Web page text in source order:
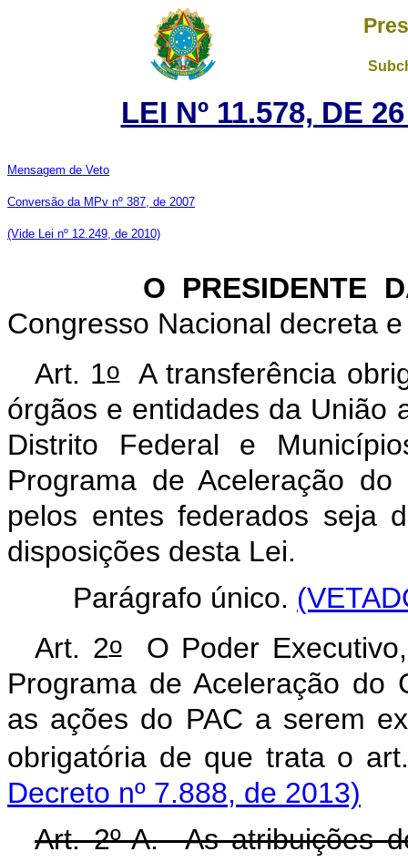
LEI Nº 11.578, DE
Mensagem de Veto
Conversão da MPv nº 387, de 2007
(Vide Lei nº 12.249, de 2010)
O PRESIDENTE DA
Congresso Nacional decreta
Art. 1oA transferência
órgãos e entidades da União
Distrito Federal e
Programa de Aceleração
pelos entes federados seja
disposições desta Lei.
Parágrafo único.
Art. 2oO Poder
Programa de Aceleração do
as ações do PAC a serem
obrigatória de que trata o
Decreto nº 7.888, de 2013)
Art. 2º-A. As atribuições